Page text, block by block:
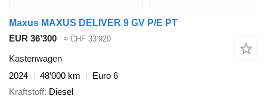
Maxus MAXUS DELIVER 9 GV P/E PT
EUR 36’300
≈ CHF 33’920
Kastenwagen
2024
48’000 km
Euro 6
Kraftstoff Diesel